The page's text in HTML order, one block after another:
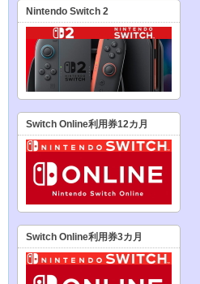
Nintendo Switch 2
Switch Online利用券12カ月
Switch Online利用券3カ月